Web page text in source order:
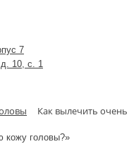
7
10, с. 1
Как вылечить
кожу головы?»